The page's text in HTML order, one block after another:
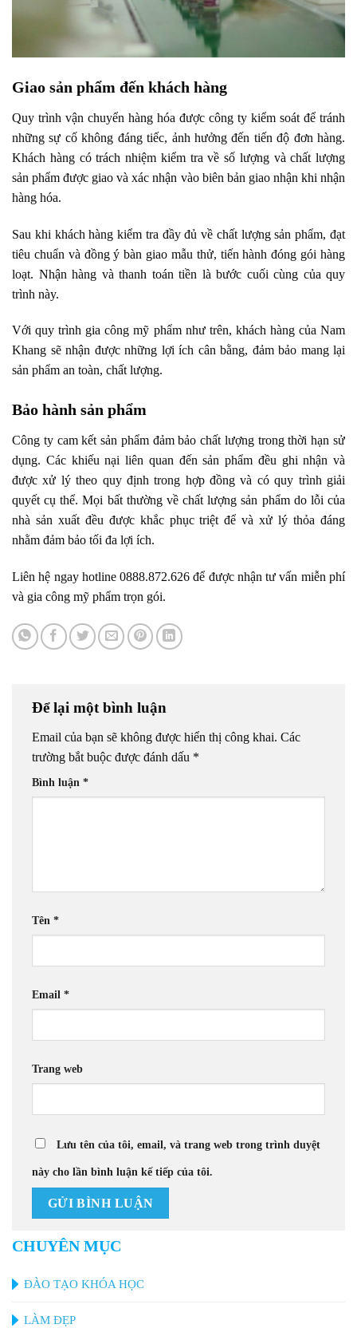
Giao sản phẩm đến khách hàng
Quy trình vận chuyển hàng hóa được công ty kiểm soát để tránh
những sự cố không đáng tiếc, ảnh hưởng đến tiến độ đơn hàng.
Khách hàng có trách nhiệm kiểm tra về số lượng và chất lượng
sản phẩm được giao và xác nhận vào biên bản giao nhận khi nhận
hàng hóa.
Sau khi khách hàng kiểm tra đầy đủ về chất lượng sản phẩm, đạt
tiêu chuẩn và đồng ý bàn giao mẫu thử, tiến hành đóng gói hàng
loạt. Nhận hàng và thanh toán tiền là bước cuối cùng của quy
trình này.
Với quy trình gia công mỹ phẩm như trên, khách hàng của Nam
Khang sẽ nhận được những lợi ích cân bằng, đảm bảo mang lại
sản phẩm an toàn, chất lượng.
Bảo hành sản phẩm
Công ty cam kết sản phẩm đảm bảo chất lượng trong thời hạn sử
dụng. Các khiếu nại liên quan đến sản phẩm đều ghi nhận và
được xử lý theo quy định trong hợp đồng và có quy trình giải
quyết cụ thể. Mọi bất thường về chất lượng sản phẩm do lỗi của
nhà sản xuất đều được khắc phục triệt để và xử lý thỏa đáng
nhằm đảm bảo tối đa lợi ích.
Liên hệ ngay hotline 0888.872.626 để được nhận tư vấn miễn phí
và gia công mỹ phẩm trọn gói.
Để lại một bình luận
Email của bạn sẽ không được hiển thị công khai. Các
trường bắt buộc được đánh dấu *
Bình luận *
Tên *
Email *
Trang web
Lưu tên của tôi, email, và trang web trong trình duyệt
này cho lần bình luận kế tiếp của tôi.
CHUYÊN MỤC
ĐÀO TẠO KHÓA HỌC
LÀM ĐẸP